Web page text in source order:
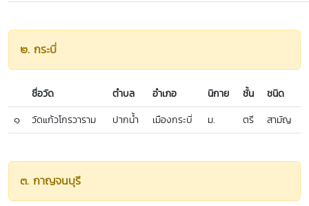
๒. กระบี่
ชื่อวัด ตำบล อำเภอ นิกาย ชั้น
ชนิด
๑
วัดแก้วโกรวาราม ปากน้ำ เมืองกระบี่ ม. ตรี สามัญ
๓. กาญจนบุรี